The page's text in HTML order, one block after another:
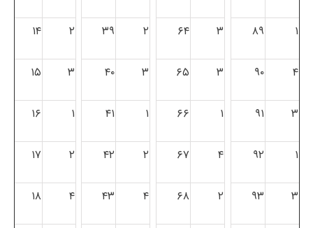
۱ ۸۹ ۳ ۶۴ ۲ ۳۹ ۲ ۱۴
۴ ۹۰ ۳ ۶۵ ۳ ۴۰ ۳ ۱۵
۳ ۹۱ ۱ ۶۶ ۱ ۴۱ ۱ ۱۶
۱ ۹۲ ۴ ۶۷ ۲ ۴۲ ۲ ۱۷
۳ ۹۳ ۲ ۶۸ ۴ ۴۳ ۴ ۱۸